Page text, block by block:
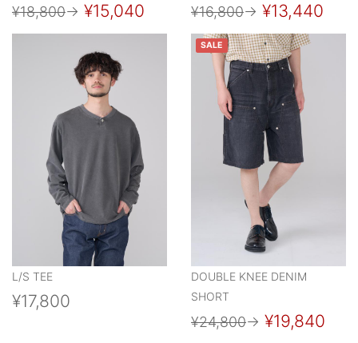
¥18,800→ ¥15,040 ¥16,800→ ¥13,440
L/S TEE
¥17,800
SALE
DOUBLE KNEE DENIM
SHORT
¥24,800→ ¥19,840